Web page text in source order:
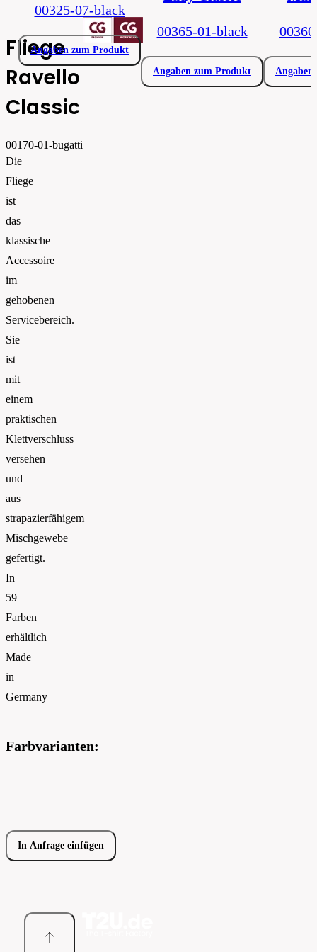
Fliege
Ravello
Classic
00170-01-bugatti
Die
Fliege
ist
das
klassische
Accessoire
im
gehobenen
Servicebereich.
Sie
ist
mit
einem
praktischen
Klettverschluss
versehen
und
aus
strapazierfähigem
Mischgewebe
gefertigt.
In
59
Farben
erhältlich
Made
in
Germany
Farbvarianten:
In Anfrage einfügen
00325-07-black
Angaben zum Produkt
00365-01-black
Angaben zum Produkt